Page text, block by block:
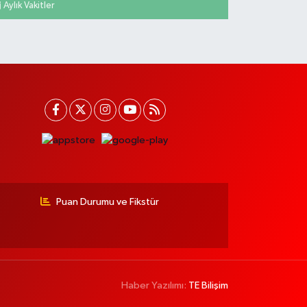
Aylık Vakitler
Puan Durumu ve Fikstür
Haber Yazılımı: TE Bilişim